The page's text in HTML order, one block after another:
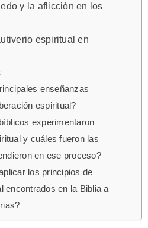
y la aflicción en los
espiritual en
enseñanzas
espiritual?
experimentaron
y cuáles fueron las
en ese proceso?
los principios de
encontrados en la Biblia a